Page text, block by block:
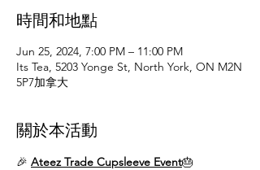
時間和地點
Jun 25, 2024, 7:00 PM – 11:00 PM
Its Tea, 5203 Yonge St, North York, ON M2N
5P7加拿大
關於本活動
🎉 Ateez Trade Cupsleeve Event🎂